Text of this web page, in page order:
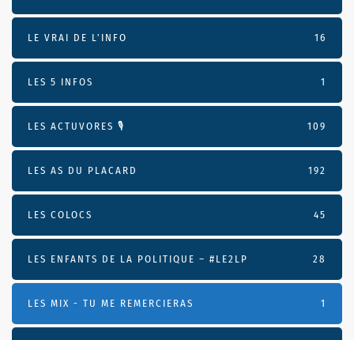
LE VRAI DE L’INFO 16
LES 5 INFOS 1
LES ACTUVORES 🎙 109
LES AS DU PLACARD 192
LES COLOCS 45
LES ENFANTS DE LA POLITIQUE – #LE2LP 28
LES MIX - TU ME REMERCIERAS 1